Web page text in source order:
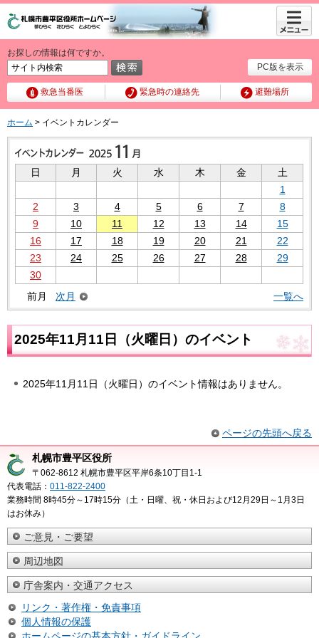
PC版を表示
お探しの情報は何ですか。
救急当番医 緊急時の連絡先 避難場所
メニュ
ー
ホーム > イベントカレンダー
日 月 火 水 木 金
土
1
2
3 4 5 6 7
8
9
10 11 12 13 14
15
16
17 18 19 20 21
22
23
24 25 26 27 28
29
30
前月
次月 一覧へ
2025年11月11日（火曜日）のイベント
2025年11月11日（火曜日）のイベント情報はありません。
ページの先頭へ戻る
札幌市豊平区役所
〒062-8612 札幌市豊平区平岸6条10丁目1-1
代表電話： 011-822-2400
業務時間 8時45分～17時15分（土・日曜、祝・休日および12月29日～1月3日
はお休み）
ご意見・ご要望
周辺地図
庁舎案内・交通アクセス
リンク・著作権・免責事項
個人情報の保護